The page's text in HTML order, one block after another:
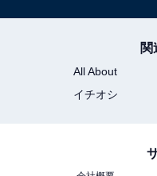
関
All About
イチオシ